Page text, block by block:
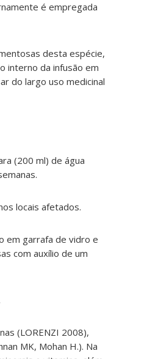
é empregada
desta espécie,
interno da infusão em
do largo uso medicinal
(200 ml) de água
locais afetados.
em garrafa de vidro e
com auxílio de um
(LORENZI 2008),
MK, Mohan H.). Na